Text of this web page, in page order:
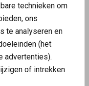
technieken om
ons
te analyseren en
(het
advertenties).
of intrekken
echt strikje op wilt?
dan ontvang je ook
Zo beslis je